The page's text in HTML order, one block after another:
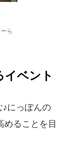
ら
イベント
にっぽんの
めることを目